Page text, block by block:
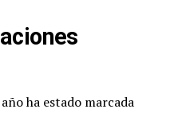
ha estado marcada